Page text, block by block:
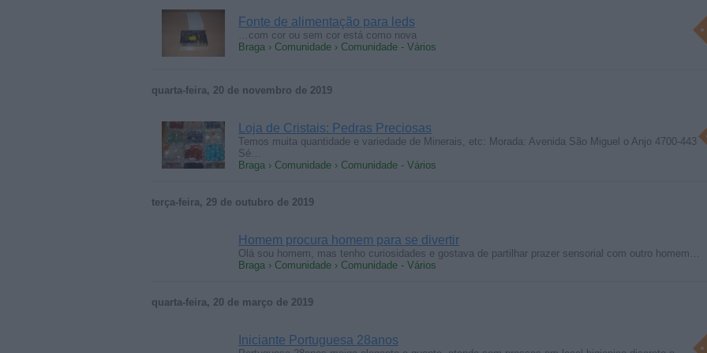
Fonte de alimentação para leds
…com cor ou sem cor está como nova
Braga › Comunidade › Comunidade - Vários
quarta-feira, 20 de novembro de 2019
Loja de Cristais: Pedras Preciosas
Temos muita quantidade e variedade de Minerais, etc: Morada: Avenida São Miguel o Anjo 4700-443
Sé…
Braga › Comunidade › Comunidade - Vários
terça-feira, 29 de outubro de 2019
Homem procura homem para se divertir
Olá sou homem, mas tenho curiosidades e gostava de partilhar prazer sensorial com outro homem…
Braga › Comunidade › Comunidade - Vários
quarta-feira, 20 de março de 2019
Iniciante Portuguesa 28anos